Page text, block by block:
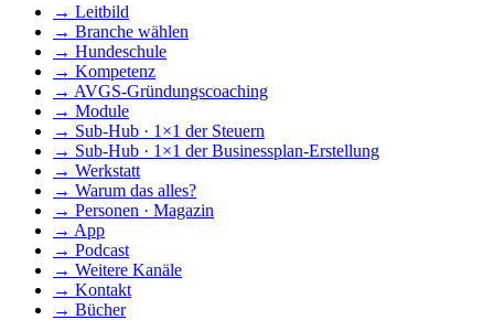
→ Leitbild
→ Branche wählen
→ Hundeschule
→ Kompetenz
→ AVGS-Gründungscoaching
→ Module
→ Sub-Hub · 1×1 der Steuern
→ Sub-Hub · 1×1 der Businessplan-Erstellung
→ Werkstatt
→ Warum das alles?
→ Personen · Magazin
→ App
→ Podcast
→ Weitere Kanäle
→ Kontakt
→ Bücher